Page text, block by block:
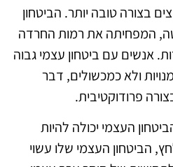
בצורה טובה יותר. הביטחון
המפחיתה את רמות החרדה
אנשים עם ביטחון עצמי גבוה
ולא כמכשולים, דבר
פרודוקטיבית.
העצמי יכולה להיות
הביטחון העצמי שלו עשוי